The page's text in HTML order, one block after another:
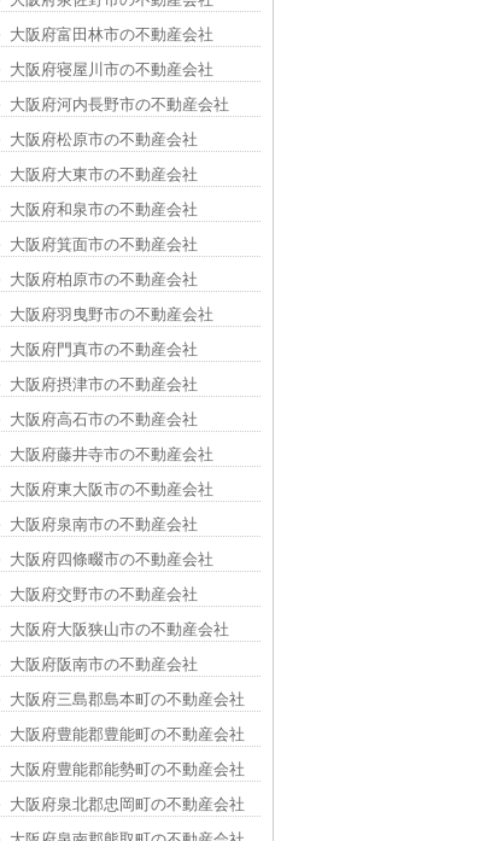
大阪府富田林市の不動産会社
大阪府寝屋川市の不動産会社
大阪府河内長野市の不動産会社
大阪府松原市の不動産会社
大阪府大東市の不動産会社
大阪府和泉市の不動産会社
大阪府箕面市の不動産会社
大阪府柏原市の不動産会社
大阪府羽曳野市の不動産会社
大阪府門真市の不動産会社
大阪府摂津市の不動産会社
大阪府高石市の不動産会社
大阪府藤井寺市の不動産会社
大阪府東大阪市の不動産会社
大阪府泉南市の不動産会社
大阪府四條畷市の不動産会社
大阪府交野市の不動産会社
大阪府大阪狭山市の不動産会社
大阪府阪南市の不動産会社
大阪府三島郡島本町の不動産会社
大阪府豊能郡豊能町の不動産会社
大阪府豊能郡能勢町の不動産会社
大阪府泉北郡忠岡町の不動産会社